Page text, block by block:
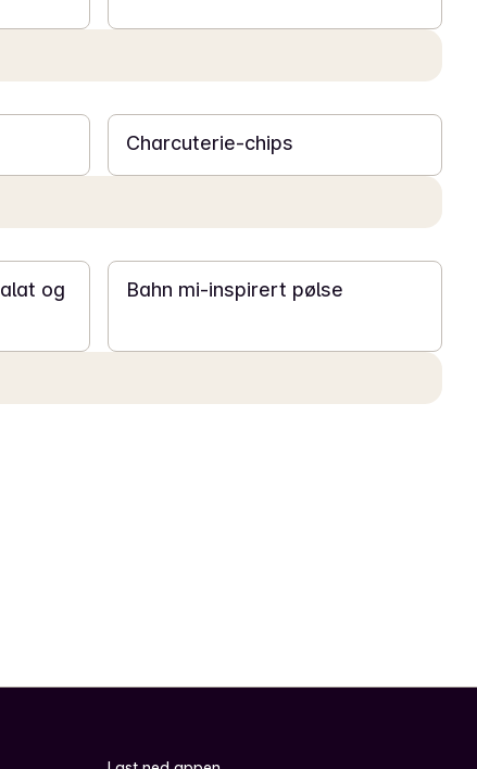
Charcuterie-chips
og
Bahn mi-inspirert pølse